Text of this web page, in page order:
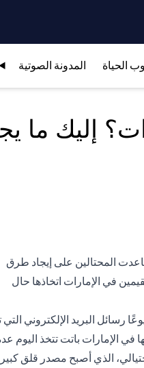
الحياة المدونة الصوتية
إليك ما
المحتالين على إيجاد طرق
في الإمارات اتخاذها حال
البريد الإلكتروني التي
في الإمارات باتت تتخذ اليوم
الذي أصبح مصدر قلق كبير